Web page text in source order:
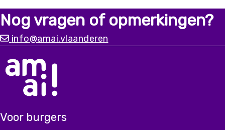
digitaal kwetsbaren of mensen met een
migratieachtergrond. Alleen met input vanuit
diverse ervaringen kunnen we
een chatbot bouwen die er écht is voor iedereen.
Nog vragen of opmerkingen?
info@amai.vlaanderen
Voor burgers